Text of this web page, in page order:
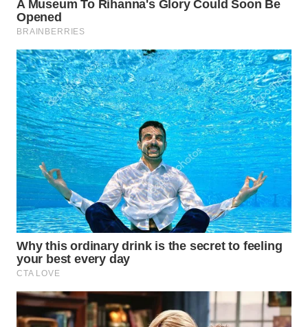
SUMEDANG
WN
CIANJUR
WN
KEPULAUAN
SERIBU
WN
TANGERANG
WN
BINJAI
WN
WN